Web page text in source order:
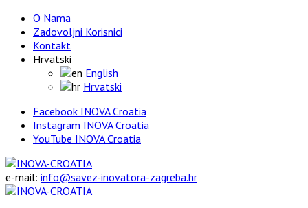
O Nama
Zadovoljni Korisnici
Kontakt
Hrvatski
English
Hrvatski
Facebook INOVA Croatia
Instagram INOVA Croatia
YouTube INOVA Croatia
e-mail: info@savez-inovatora-zagreba.hr